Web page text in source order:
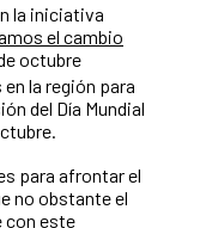
la iniciativa
el cambio
octubre
la región para
del Día Mundial
para afrontar el
no obstante el
con este